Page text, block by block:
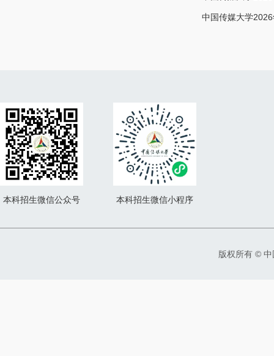
中国传媒大学
本科招生微信公众号 本科招生微信小程序
版权所有 ©